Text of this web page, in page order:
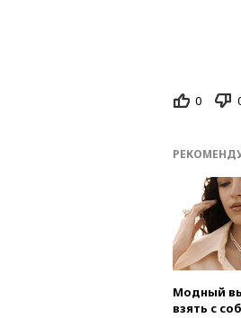
0
Модный
взять с